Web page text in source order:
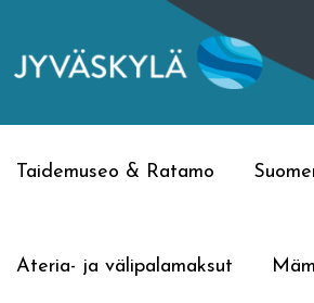
Siirry
Siirry
Taidemuseo & Ratamo
Ateria- ja välipalamaksut